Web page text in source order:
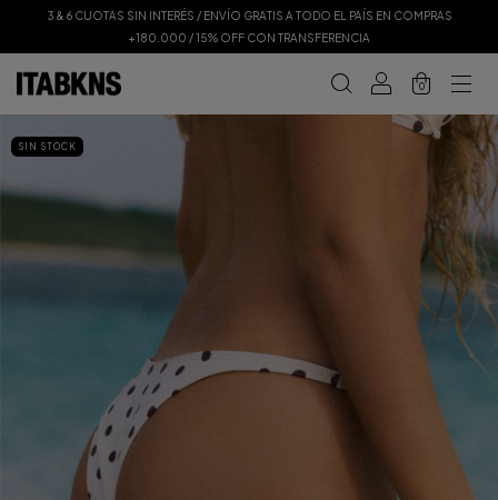
3 & 6 CUOTAS SIN INTERÉS / ENVÍO GRATIS A TODO EL PAÍS EN COMPRAS
+180.000 / 15% OFF CON TRANSFERENCIA
0
SIN STOCK